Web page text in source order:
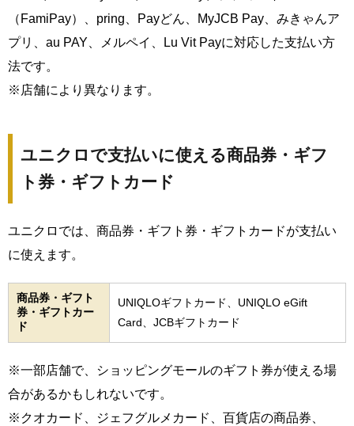
（FamiPay）、pring、Payどん、MyJCB Pay、みきゃんア
プリ、au PAY、メルペイ、Lu Vit Payに対応した支払い方
法です。
※店舗により異なります。
ユニクロで支払いに使える商品券・ギフ
ト券・ギフトカード
ユニクロでは、商品券・ギフト券・ギフトカードが支払い
に使えます。
商品券・ギフト
券・ギフトカー
ド
UNIQLOギフトカード、UNIQLO eGift
Card、JCBギフトカード
※一部店舗で、ショッピングモールのギフト券が使える場
合があるかもしれないです。
※クオカード、ジェフグルメカード、百貨店の商品券、